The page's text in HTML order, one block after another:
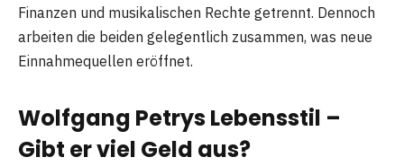
Finanzen und musikalischen Rechte getrennt. Dennoch
arbeiten die beiden gelegentlich zusammen, was neue
Einnahmequellen eröffnet.
Wolfgang Petrys Lebensstil –
Gibt er viel Geld aus?